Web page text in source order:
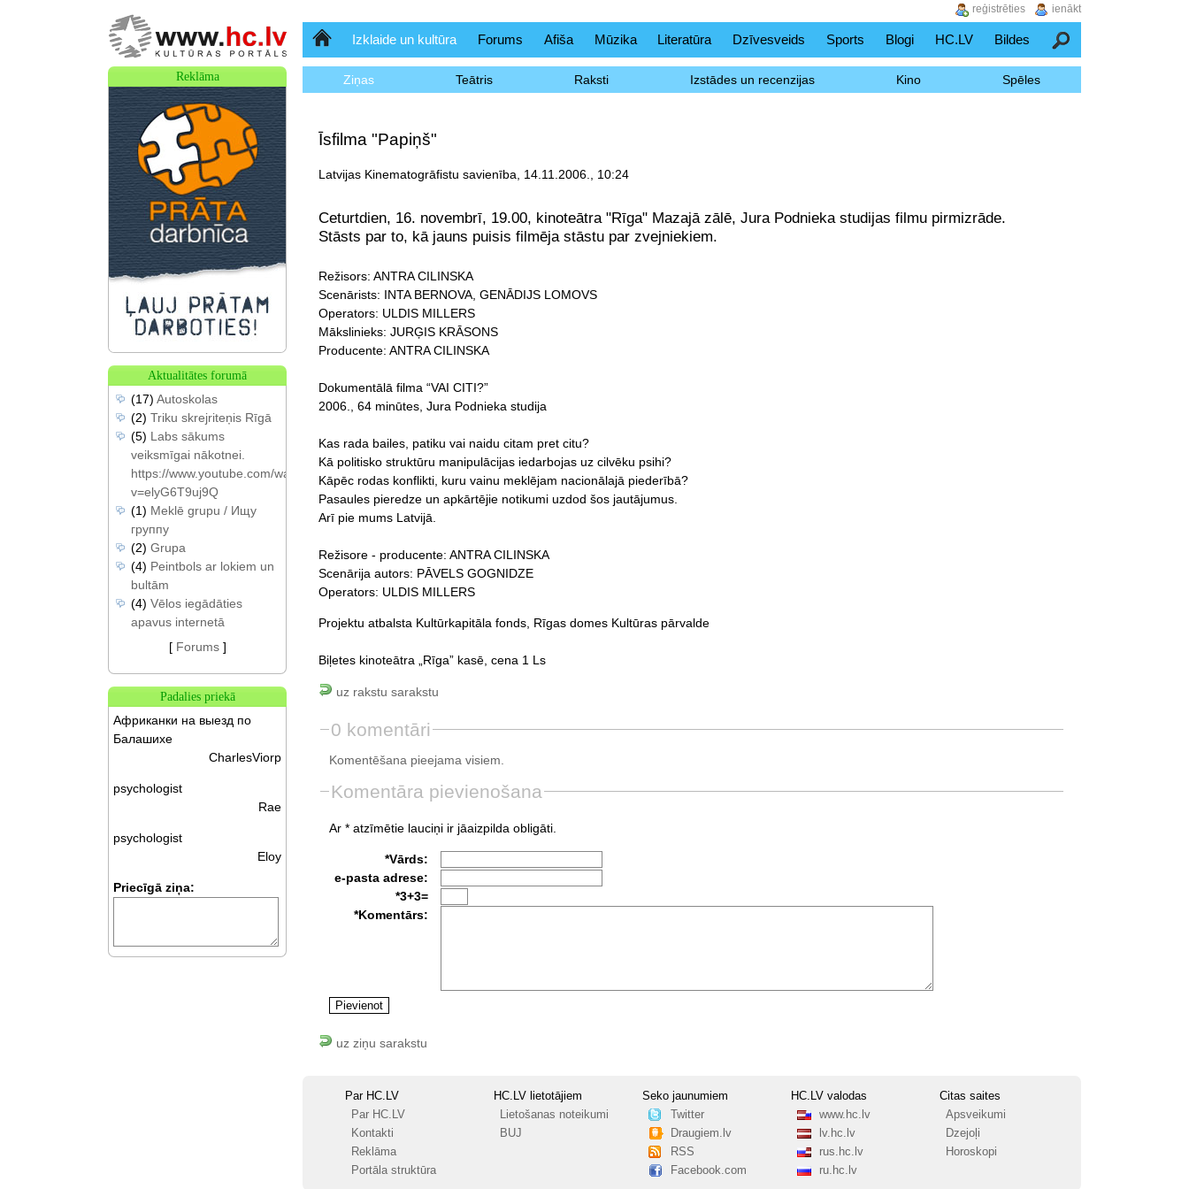
SākumlapaIzklaide un kultūra Forums Afiša Mūzika Literatūra Dzīvesveids Sports Blogi HC.LV Bildes Meklēšana
Ziņas Teātris Raksti Izstādes un recenzijas Kino Spēles
Īsfilma "Papiņš"
Latvijas Kinematogrāfistu savienība, 14.11.2006., 10:24
Ceturtdien, 16. novembrī, 19.00, kinoteātra "Rīga" Mazajā zālē, Jura Podnieka studijas filmu pirmizrāde.
Stāsts par to, kā jauns puisis filmēja stāstu par zvejniekiem.
Režisors: ANTRA CILINSKA
Scenārists: INTA BERNOVA, GENĀDIJS LOMOVS
Operators: ULDIS MILLERS
Mākslinieks: JURĢIS KRĀSONS
Producente: ANTRA CILINSKA
Dokumentālā filma “VAI CITI?”
2006., 64 minūtes, Jura Podnieka studija
Kas rada bailes, patiku vai naidu citam pret citu?
Kā politisko struktūru manipulācijas iedarbojas uz cilvēku psihi?
Kāpēc rodas konflikti, kuru vainu meklējam nacionālajā piederībā?
Pasaules pieredze un apkārtējie notikumi uzdod šos jautājumus.
Arī pie mums Latvijā.
Režisore - producente: ANTRA CILINSKA
Scenārija autors: PĀVELS GOGNIDZE
Operators: ULDIS MILLERS
Projektu atbalsta Kultūrkapitāla fonds, Rīgas domes Kultūras pārvalde
Biļetes kinoteātra „Rīga” kasē, cena 1 Ls
uz rakstu sarakstu
0 komentāri
Komentēšana pieejama visiem.
Komentāra pievienošana
Ar * atzīmētie lauciņi ir jāaizpilda obligāti.
*Vārds:
e-pasta adrese:
*3+3=
*Komentārs:
uz ziņu sarakstu
Par HC.LV
Par HC.LV
Kontakti
Reklāma
Portāla struktūra
HC.LV lietotājiem
Lietošanas noteikumi
BUJ
Seko jaunumiem
Twitter
Draugiem.lv
RSS
Facebook.com
HC.LV valodas
www.hc.lv
lv.hc.lv
rus.hc.lv
ru.hc.lv
Citas saites
Apsveikumi
Dzejoļi
Horoskopi
Reklāma
Aktualitātes forumā
(17) Autoskolas
(2) Triku skrejriteņis Rīgā
(5) Labs sākums
veiksmīgai nākotnei.
https://www.youtube.com/watch?
v=elyG6T9uj9Q
(1) Meklē grupu / Ищу
группу
(2) Grupa
(4) Peintbols ar lokiem un
bultām
(4) Vēlos iegādāties
apavus internetā
[ Forums]
Padalies priekā
Африканки на выезд по
Балашихе
CharlesViorp
psychologist
Rae
psychologist
Eloy
Priecīgā ziņa:
ienākt
reģistrēties